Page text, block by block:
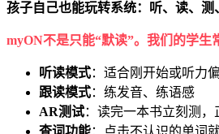
孩子自己也能玩转系统：听、读、测
myON不是只能“默读”。我们的学生
听读模式：适合刚开始或听力
跟读模式：练发音、练语感
AR测试：读完一本书立刻测